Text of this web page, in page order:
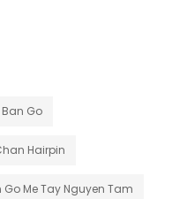
Ban Go
Hairpin
Go Me Tay Nguyen Tam